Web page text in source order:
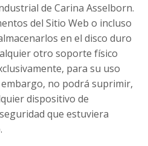
de Carina Asselborn.
del Sitio Web o incluso
en el disco duro
otro soporte físico
para su uso
no podrá suprimir,
dispositivo de
que estuviera